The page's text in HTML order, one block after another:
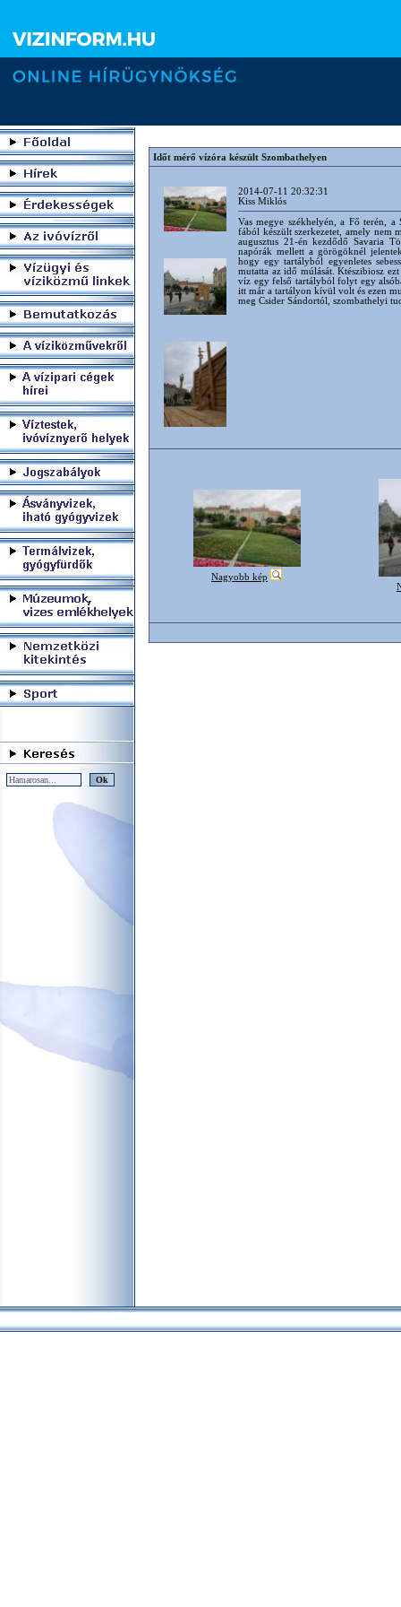
Időt mérő vízóra készült Szombathelyen
2014-07-11 20:32:31
Kiss Miklós
Vas megye székhelyén, a Fő terén,
fából készült szerkezetet, amely nem
augusztus 21-én kezdődő Savaria
napórák mellett a görögöknél
hogy egy tartályból egyenletes
mutatta az idő múlását. Ktészibiosz
víz egy felső tartályból folyt egy
itt már a tartályon kívül volt és ezen
meg Csider Sándortól, szombathelyi
Nagyobb kép